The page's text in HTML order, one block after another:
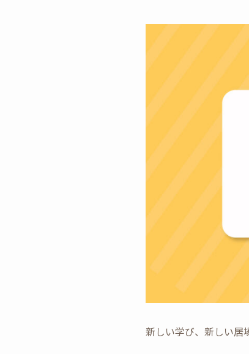
新しい学び、新しい居